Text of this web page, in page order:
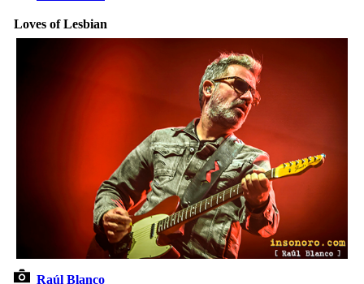
Loves of Lesbian
Raúl Blanco